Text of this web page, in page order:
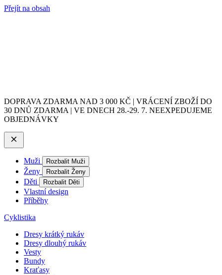
Přejít na obsah
DOPRAVA ZDARMA NAD 3 000 KČ | VRÁCENÍ ZBOŽÍ DO
30 DNŮ ZDARMA | VE DNECH 28.-29. 7. NEEXPEDUJEME
OBJEDNÁVKY
Muži Rozbalit Muži
Ženy Rozbalit Ženy
Děti Rozbalit Děti
Vlastní design
Příběhy
Cyklistika
Dresy krátký rukáv
Dresy dlouhý rukáv
Vesty
Bundy
Kraťasy